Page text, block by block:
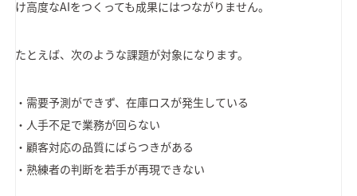
け高度なAIをつくっても成果にはつながりません。
たとえば、次のような課題が対象になります。
・需要予測ができず、在庫ロスが発生している
・人手不足で業務が回らない
・顧客対応の品質にばらつきがある
・熟練者の判断を若手が再現できない